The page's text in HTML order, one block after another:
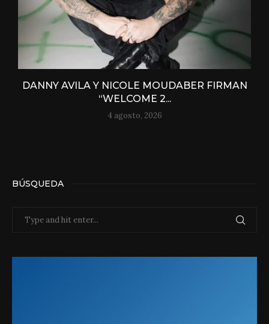
DANNY AVILA Y NICOLE MOUDABER FIRMAN
“WELCOME 2...
4 agosto, 2026
BÚSQUEDA